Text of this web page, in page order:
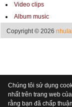
Video clips
Album music
Copyright © 2026
Chúng tôi sử dụng
nhất trên trang web
rằng bạn đã chấp